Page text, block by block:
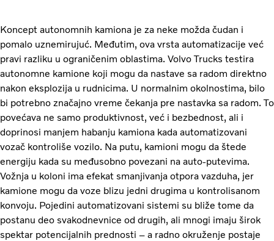
Koncept autonomnih kamiona je za neke možda čudan i
pomalo uznemirujuć. Međutim, ova vrsta automatizacije već
pravi razliku u ograničenim oblastima. Volvo Trucks testira
autonomne kamione koji mogu da nastave sa radom direktno
nakon eksplozija u rudnicima. U normalnim okolnostima, bilo
bi potrebno značajno vreme čekanja pre nastavka sa radom. To
povećava ne samo produktivnost, već i bezbednost, ali i
doprinosi manjem habanju kamiona kada automatizovani
vozač kontroliše vozilo. Na putu, kamioni mogu da štede
energiju kada su međusobno povezani na auto-putevima.
Vožnja u koloni ima efekat smanjivanja otpora vazduha, jer
kamione mogu da voze blizu jedni drugima u kontrolisanom
konvoju. Pojedini automatizovani sistemi su bliže tome da
postanu deo svakodnevnice od drugih, ali mnogi imaju širok
spektar potencijalnih prednosti – a radno okruženje postaje